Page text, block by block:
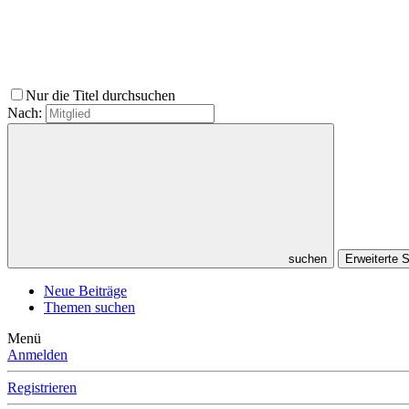
Nur die Titel durchsuchen
Nach:
suchen Erweiterte
Neue Beiträge
Themen suchen
Menü
Anmelden
Registrieren